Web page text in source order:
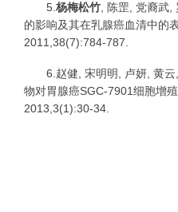
5.杨梅松竹, 陈罡, 党裔武,
的影响及其在乳腺癌血清中的
2011,38(7):784-787.
6. 赵健 宋明明 卢妍 黄云
物对胃腺癌SGC-7901细胞增
2013,3(1):30-34.